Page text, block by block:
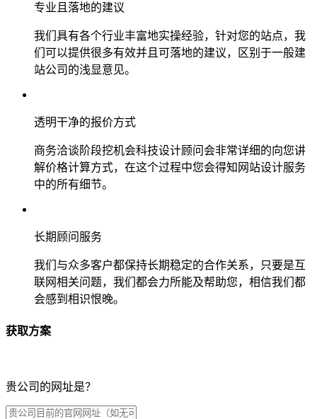
专业且落地的建议
我们具有各个行业丰富地实操经验，针对您的站点，我
们可以提供很多有效并且可落地的建议，区别于一般建
站公司的浅显意见。
透明干净的报价方式
商务洽谈阶段挖机会科技设计顾问会非常详细的向您讲
解价格计算方式，在这个过程中您会得知网站设计服务
中的所有细节。
长期顾问服务
我们与众多客户都保持长期稳定的合作关系，只要是互
联网相关问题，我们都会力所能及帮助您，相信我们都
会感到相识恨晚。
获取方案
贵公司的网址是？